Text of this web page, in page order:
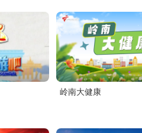
岭南大健康